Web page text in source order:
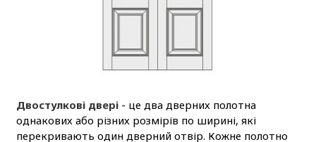
Двостулкові двері- це два дверних полотна
однакових або різних розмірів по ширині, які
перекривають один дверний отвір. Кожне полотно